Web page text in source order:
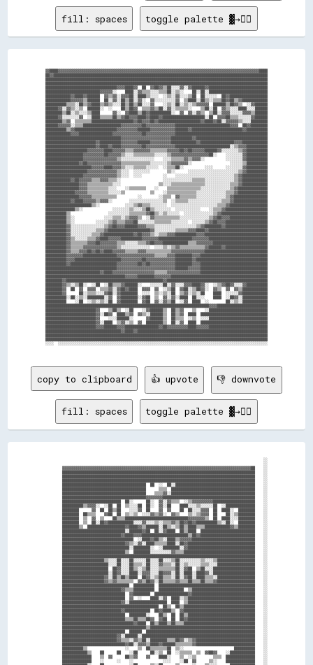
fill: spaces toggle palette ▓→✊🏽
    ▓▓████▓▓▓▓▓▓▓▓▓▓▓▓▓▓▓▓▓▓▓▓▓▓▓▓▓▓▓▓▓▓▓▓▓▓▓▓▓▓▓▓▓▓▓▓▓▓▓▓▓▓▓▓▓▓▓▓▓▓▓▓▓▓▓▓▓▓▓▓▓▓▓▓▓▓▓▓▓▓▓▓▓▓▓▓▓▓▓▓▓▓▓▓▓▓▓▓████
    ██▓▓██████████████████████████████████████████████████████████████████████████████████████████████████████
    ██████████████████████████████████▓▓▓▓████▓▓  ██  ▓▓██▓▓▒▒██░░░░▓▓░░▓▓██████▓▓████████████████████████████
    ██████████████████████████▓▓▓▓▓▓░░    ████░░▓▓▒▒▒▒░░░░▒▒▒▒██░░▒▒░░    ██░░██░░████████████████████████████
    ████████████▓▓████▓▓██████  ▓▓▒▒▓▓░░▓▓▓▓██░░████▒▒░░░░  ░░▒▒░░▓▓░░░░▒▒██  ██░░░░░░  ██▓▓██████████████████
    ████████████▓▓▓▓▓▓▒▒██████  ██░░▓▓░░██▒▒██░░▓▓░░  ▓▓░░░░░░░░░░▓▓  ▒▒████░░██▒▒░░▒▒▒▒██▓▓██▒▒▓▓████████████
    ██████████▒▒▒▒░░██▒▒▓▓████▒▒▓▓▒▒░░░░██▒▒██▒▒██░░░░▓▓    ░░▒▒░░██░░▒▒░░▒▒▓▓▓▓▓▓  ██████▒▒██▓▓▒▒  ░░▓▓██████
    ██████▓▓░░▓▓▒▒░░▒▒  ██████░░  ░░    ██▒▒██▓▓  ▒▒▒▒▓▓▒▒██░░▓▓░░▒▒▒▒▒▒░░    ▒▒██░░██  ▓▓▒▒░░░░████░░░░██████
    ████████▒▒██░░▒▒░░░░▒▒████      ▓▓░░  ▓▓████▒▒██▓▓██████████░░  ▓▓  ▓▓░░▓▓▒▒  ▒▒██░░▓▓▓▓░░░░░░▓▓▓▓▒▒██████
    ██████▓▓░░░░░░░░▓▓  ░░████▒▒▒▒▒▒██▒▒▓▓██▓▓▓▓████▓▓████▓▓████████████████████░░██  ▓▓▓▓██▒▒▒▒░░░░░░▓▓██████
    ████████▒▒▓▓  ▒▒▒▒▒▒▒▒████████████████████▓▓██▓▓▓▓██▓▓████████████████████▓▓████▓▓██░░▓▓▓▓▓▓▒▒░░░░████████
    ██████▓▓▓▓▓▓░░▒▒▒▒██████████████████▓▓▓▓▓▓▓▓▓▓██▓▓▓▓▓▓▓▓▓▓▓▓▓▓██████████████████████████▓▓▓▓  ██▓▓████████
    ██████████▒▒▓▓████████████████████▓▓▓▓▓▓▓▓▓▓██████▓▓▓▓▓▓▓▓▓▓▓▓██████▓▓████████████████████████▓▓██████████
    ████████████▓▓▓▓████████████████▓▓▓▓▓▓▓▓▓▓▓▓▓▓██▓▓▓▓▓▓▓▓▓▓▓▓▓▓████████████████████████████████████████████
    ████████████████████████████████████▓▓▓▓▓▓▓▓▓▓▓▓▓▓▓▓▓▓▓▓▓▓▓▓██████████▓▓██████████████████████████████████
    ████████████████████████▓▓██████████▓▓▓▓▓▓▓▓██████▓▓▓▓▓▓▓▓▓▓████████████▓▓████████████████▓▓▓▓████████████
    ████████████████████████▓▓████▓▓████▓▓▓▓▓▓▓▓▓▓██▓▓▓▓▓▓▓▓▓▓▓▓▓▓██████████████████████████░░▒▒▓▓▓▓██████████
    ████████████████████▓▓▓▓▓▓▓▓████▓▓▓▓▓▓▒▒▒▒▓▓▓▓▓▓▓▓▒▒▒▒▒▒▒▒▓▓▓▓▓▓██▓▓██▓▓▓▓▓▓██████▓▓░░░░░░░░▒▒▓▓██████████
    ██████████████████▓▓▓▓▓▓▓▓▓▓██▓▓▓▓▓▓▒▒░░░░▒▒▒▒▒▒▒▒▒▒░░░░░░▒▒▓▓▓▓▓▓▓▓▓▓▓▓▓▓▓▓▓▓██░░    ░░░░░░░░▓▓██████████
    ██████████████████▓▓▓▓▓▓▓▓▓▓▓▓▓▓▓▓▒▒░░░░░░░░░░░░░░░░    ░░░░▒▒▒▒▒▒▓▓▒▒▓▓▓▓░░          ░░░░░░░░▓▓██████████
    ████████████████▓▓██▓▓▓▓▓▓▓▓▓▓▓▓▓▓▓▓▒▒▒▒▒▒▒▒▒▒▒▒▒▒░░░░░░░░▒▒▓▓▓▓▓▓▓▓░░                  ░░░░░░▒▒██████████
    ██████████████████████▓▓▓▓▓▓████▓▓▓▓▒▒░░░░▒▒▒▒▒▒░░░░░░  ░░▒▒▒▒██░░          ░░░░      ░░░░░░░░▓▓██████████
    ████████████████████▓▓▓▓▓▓▓▓▓▓▓▓▓▓▒▒░░░░  ░░░░░░░░        ▒▒░░      ░░░░░░░░░░░░░░░░░░░░░░░░▒▒▓▓██████████
    ██████████████████▓▓▓▓▓▓▓▓▓▓▓▓▓▓▓▓▒▒░░░░  ░░░░          ░░    ░░░░░░░░░░░░░░░░░░░░░░░░░░░░▒▒▓▓████████████
    ████████████▓▓██▓▓▓▓▓▓▒▒▒▒▓▓▓▓▒▒▒▒░░                    ░░░░░░░░░░░░░░▒▒▒▒▒▒░░░░░░░░░░░░░░▒▒▓▓████████████
    ████████████████▓▓▓▓▒▒▒▒▒▒▒▒▒▒▒▒░░░░                  ▒▒░░░░▒▒▒▒▒▒▒▒▒▒▒▒▒▒▒▒░░░░░░░░░░░░▒▒▒▒▓▓████████████
    ████████████████▓▓▓▓▒▒▒▒▒▒▒▒▒▒░░░░    ░░▒▒▒▒▒▒▒▒    ░░    ▒▒▒▒▒▒▒▒▒▒▒▒▒▒▒▒░░░░░░░░░░░░░░▒▒▓▓██████████████
    ██████████████▓▓▓▓▓▓▒▒▒▒▒▒▒▒▒▒░░░░░░▒▒            ▒▒    ░░▒▒▒▒▒▒▒▒▒▒▒▒▒▒░░░░░░░░░░░░░░▒▒▒▒▓▓██████████████
    ████████████████▓▓▓▓▓▓▒▒▒▒▒▒▒▒▒▒▒▒          ░░        ░░▒▒▒▒  ▓▓▒▒▒▒▒▒▒▒░░░░░░░░░░░░░░▒▒▓▓████████████████
    ████████████▓▓████▓▓▓▓▓▓▒▒▓▓▓▓░░        ░░░░░░░░░░░░░░░░▒▒  ░░▒▒▒▒▒▒░░░░░░░░░░░░░░░░▒▒▒▒▓▓████████████████
    ██████████████████████▒▒░░            ░░░░▒▒▓▓▒▒▒▒░░░░░░░░  ░░░░░░░░░░░░░░░░░░░░░░▒▒▒▒▓▓██████████████████
    ██████████████▒▒░░              ░░░░░░░░▒▒░░░░▒▒██▒▒░░░░░░░░  ░░░░░░░░░░░░    ░░▒▒▒▒▓▓████████████████████
    ██████████▒▒                  ░░░░░░░░░░▒▒▒▒▒▒▒▒▓▓██▒▒░░▒▒░░░░░░  ░░░░░░░░░░░░░░▒▒▓▓██████████████████████
    ██████████▒▒░░              ░░░░▒▒▒▒░░▒▒▓▓▓▓▒▒  ░░▓▓▒▒▒▒▒▒▒▒▒▒▒▒░░░░░░░░░░░░░░▒▒▓▓██▓▓▓▓██████████████████
    ██████████▒▒░░          ░░░░░░▒▒▓▓▒▒▒▒▓▓▓▓██░░░░░░░░▒▒▒▒▒▒▒▒░░░░░░░░  ░░░░░░▒▒▓▓██▓▓▓▓████████████████████
    ██████████▓▓░░░░░░░░░░░░░░░░▒▒▓▓██▓▓▓▓██████▓▓▓▓▒▒▒▒░░░░░░░░░░░░░░░░░░░░▒▒▓▓████████▓▓████████████████████
    ██████████▓▓░░░░░░░░░░░░▒▒▒▒▓▓████████████████████▓▓░░░░░░░░░░▒▒▒▒▒▒▓▓▓▓████▓▓████████████████████████████
    ██████████▓▓░░░░░░░░░░▒▒▒▒▓▓██████████████▓▓██▓▓▓▓▒▒░░▒▒▒▒▓▓▓▓██████████▓▓▓▓██████████████████████████████
    ██████████▓▓▒▒░░░░░░▒▒▒▒▓▓████▓▓▓▓▓▓██████████▓▓▓▓▓▓▓▓████████████████▓▓▓▓▓▓▓▓████████████████████████████
    ██████████▓▓▒▒▒▒▒▒▒▒▓▓▓▓██▓▓▓▓▓▓▓▓▒▒▒▒░░░░░░▒▒▒▒▓▓██▓▓▓▓████████████▒▒▒▒▓▓▓▓▓▓▓▓██████████████████████████
    ██████████▓▓▒▒▒▒▒▒▓▓▓▓▓▓▓▓▓▓▓▓▓▓▓▓▒▒░░░░░░░░░░░░░░  ░░░░▒▒░░▒▒▓▓▒▒▒▒▒▒▒▒▒▒▒▒▓▓██████▓▓████████████████████
    ██████████▓▓▒▒▒▒▓▓▓▓██▓▓██▓▓████▓▓▓▓▓▓▒▒▒▒▒▒▓▓▓▓▒▒▒▒▒▒▒▒▒▒▒▒▓▓▓▓▓▓▓▓▓▓▓▓▓▓▓▓██████████████████████████████
    ██████████▓▓▓▓▓▓▓▓████████████████▓▓▓▓▓▓▓▓▓▓▓▓▓▓▓▓▓▓▒▒▒▒▒▒▓▓▓▓████████▓▓▓▓████████████████████████████████
    ██████████▓▓▓▓██████████████████████▓▓▓▓▓▓▓▓▓▓██▓▓▓▓▓▓▓▓▓▓▓▓▓▓████████▓▓██████████████████████████████████
    ██████████▓▓██████████████████████▓▓▓▓▓▓▓▓▓▓██▓▓██▓▓▓▓▓▓▓▓▓▓▓▓████████▓▓▓▓████████████████████████████████
    ██████████████████████████████████▓▓▓▓▓▓▓▓▓▓▓▓▓▓▓▓▓▓▓▓▓▓▓▓▓▓▓▓██████▓▓▓▓▓▓████████████████████████████████
    ██████████████████████████▓▓████▓▓▓▓▓▓▓▓▓▓▓▓▓▓▓▓▓▓▓▓▒▒▒▒▒▒▓▓▓▓▓▓▓▓▓▓▓▓▓▓▓▓████████████████████████████████
    ██████████████████████████████████████▓▓▓▓▓▓████████▓▓▓▓▓▓▓▓██████████████████████████████████████████████
    ████████▓▓██████████████████████████████████████████████▓▓████████████████████████████████████████████████
    ████████▓▓▒▒░░▒▒██░░  ░░██  ░░██▒▒▒▒▓▓██████░░    ░░░░░░██░░▓▓░░░░▓▓▓▓████▓▓░░  ░░▒▒▓▓██▓▓░░░░▓▓██████████
    ████████▓▓  ██  ▓▓  ▓▓▓▓  ▒▒▒▒▓▓░░▓▓██▓▓████  ▓▓▓▓  ▓▓  ░░▒▒██  ▓▓██░░▒▒██▓▓░░  ▓▓▒▒  ▓▓  ▓▓▒▒████████████
    ████████▓▓      ██░░▒▒▒▒░░░░▓▓██░░▓▓████████  ░░░░  ▒▒░░▒▒░░██  ▒▒▓▓░░▒▒░░██    ████  ░░░░░░▓▓████████████
    ██████████░░██░░▒▒░░████████░░▓▓  ▓▓████████░░▓▓██  ▒▒  ▓▓░░▓▓░░████  ██░░░░    ████  ░░██▓▓░░████████████
    ██████████    ░░██  ░░▒▒░░▒▒░░██  ▓▓████████  ▓▓██  ▓▓░░▓▓▒▒██  ░░▓▓  ████  ░░        ██░░▒▒░░████████████
    ██████████████████████████████████████████████████████████████████████████████▓▓▓▓████████████████████████
    ████████████████████████▓▓    ▒▒██▒▒  ░░██    ░░▓▓██████▒▒  ██▒▒▓▓    ▒▒    ░░████████████████████████████
    ████████████████████████▓▓░░██▓▓  ████▒▒▓▓  ▓▓▒▒░░██████▒▒  ██▒▒▓▓  ████  ████████████████████████████████
    ████████████████████████▓▓    ░░░░██████░░      ▓▓██████▒▒  ██▒▒▒▒  ░░▒▒  ░░░░████████████████████████████
    ████████████████████████▓▓░░████  ▒▒▓▓░░▒▒  ▓▓  ████████▒▒  ██░░▓▓  ████  ████████████████████████████████
    ████████████████████████▓▓▓▓██████▓▓▓▓████████████████▓▓██▓▓▓▓▓▓▓▓▓▓████▓▓▓▓▓▓████████████████████████████
    ████████████████████████████████████▓▓████▓▓██████████████████████████████████████████████████████████████
    ░░░░  ░░░░░░░░░░░░░░░░░░░░░░░░░░░░░░░░░░░░░░░░░░░░░░░░░░░░░░░░░░░░░░░░░░░░░░░░░░░░░░░░░░░░░░░░░░░░░░░░░░░░
copy to clipboard 👍 upvote 👎 downvote
fill: spaces toggle palette ▓→✊🏽
                                                                                                        ░░
                                                                                                        ░░
        ▓▓▓▓▓▓▓▓▓▓▓▓▓▓▓▓▓▓▓▓▓▓▓▓▓▓▓▓▓▓▓▓▓▓▓▓▓▓▓▓▓▓▓▓▓▓▓▓▓▓▓▓▓▓▓▓▓▓▓▓▓▓▓▓▓▓▓▓▓▓▓▓▓▓▓▓▓▓▓▓▓▓▓▓▓▓▓▓▓▓██    ░░
        ████████████████████████████████████████████████████████████████████████████████████████████    ░░
        ████████████████████████████████████████████████████████████████████████████████████████████    ░░
        ████████████████████████████████████████████████████████████████████████████████████████████    ░░
        ████████████████████████████████████████  ██  ░░  ██░░██████████████████████████████████████    ░░
        ████████████████████████████████████████      ▒▒▒▒  ████████████████████████████████████████    ░░
        ████████████████████████████████████████    ▒▒▒▒▓▓░░████████████████████████████████████████    ░░
        ████████████████████████████████████████▓▓▓▓▓▓▓▓████████████████████████████████████████████    ░░
        ████████████████████████████  ██░░      ██░░  ▓▓░░▓▓▒▒▒▒  ░░▒▒▓▓▓▓▓▓▓▓▓▓████████████████████    ░░
        ██████████▒▒▓▓▓▓░░  ░░██  ██  ▒▒░░░░██  ██░░  ▓▓░░██    ████░░░░▒▒░░░░░░██  ░░██████████████    ░░
        ████████      ▓▓  ██  ██▒▒██    ░░░░▓▓  ██    ▓▓  ▓▓    ██  ██░░░░▓▓▓▓  ██  ████░░  ████████    ░░
        ████████  ██▒▒▒▒    ▓▓██  ██  ▒▒░░▒▒  ░░░░▓▓▒▒▓▓░░  ▓▓▒▒    ▒▒░░▒▒▓▓▓▓  ██    ██░░▒▒████████    ░░
        ████████  ▒▒  ▓▓  ▒▒    ██▒▒▒▒██████████████████████████████▓▓▓▓▓▓▓▓▒▒  ██  ████░░░░████████    ░░
        ████████  ▒▒  ██░░██▓▓████████████░░░░▓▓░░░░▒▒░░▒▒▒▒▓▓▒▒██▓▓██▓▓██████████▒▒░░██░░  ████████    ░░
        ████████▒▒  ██████████████████▓▓████▓▓▒▒██████░░██▒▒░░▒▒██▒▒████▒▒▒▒████████████▓▓▒▒████████    ░░
        ██████████████████████████████░░██████▓▓██  ██░░▓▓████  ██▒▒████  ██████████████████████████    ░░
        ████████████████████████████▓▓████▓▓▓▓██████████████████████▒▒██▓▓██████████████████████████    ░░
        ██████████████████████████████████  ░░████▓▓██▒▒░░████▒▒▓▓▓▓▓▓██████████████████████████████    ░░
        ██████████████████████████████▓▓▒▒░░▓▓░░████▒▒▒▒▒▒████░░██▓▓████████████████████████████████    ░░
        ████████████████████████████████░░████████░░  ░░████████░░▓▓████████████████████████████████    ░░
        ██████████████████████████████▒▒  ████████░░░░░░░░░░▓▓▒▒▒▒██████████████████████████████████    ░░
        ████████████████████████████████████████████████████████████████████████████████████████████    ░░
        ████████████████████▒▒░░░░██░░░░██░░░░░░██░░░░██░░░░▒▒██░░░░░░░░░░▒▒░░░░▒▒██████████████████    ░░
        ██████████████████████░░░░██░░░░██▒▒▒▒░░██░░░░▓▓▒▒▒▒░░██░░▒▒░░░░░░▒▒▒▒░░░░██████████████████    ░░
        ██████████████████████  ██▓▓░░░░██▒▒░░▒▒██░░░░▒▒▒▒▒▒▒▒██░░▓▓██  ▒▒██░░░░████████████████████    ░░
        ██████████████████████░░██▓▓░░░░████░░▓▓▓▓░░░░██▓▓▓▓░░██░░████░░████▓▓░░████████████████████    ░░
        ████████████████████▓▓░░██▒▒██▒▒████  ██▓▓░░▒▒██▒▒▒▒░░██░░▓▓██░░████▒▒▒▒░░██████████████████    ░░
        ████████████████████▓▓▒▒▓▓▒▒▒▒▒▒▒▒  ▓▓▒▒██▓▓░░██▒▒▒▒▒▒▓▓▒▒▒▒██▒▒▒▒██▒▒▒▒▓▓██████████████████    ░░
        ████████████████████████████████  ██████████  ██████████████████████████████████████████████    ░░
        ████████████████████████████▓▓▒▒▒▒██████████  ████████████  ▒▒██████████████████████████████    ░░
        ██████████████████████████████  ▓▓████████  ████████████████▓▓██████████████████████████████    ░░
        ██████████████████████████████  ▓▓  ░░    ████░░▓▓  ████░░▒▒████████████████████████████████    ░░
        ████████████████████████████▓▓░░██████████████████  ████  ▒▒████████████████████████████████    ░░
        ██████████████████████████████████████████████  ██▒▒  ██▒▒██████████████████████████████████    ░░
        ████████████████████████████▓▓████████████  ██▓▓████▒▒  ▓▓██████████████████████████████████    ░░
        ██████████████████████████████  ████████░░    ██▒▒  ██  ██▒▒████████████████████████████████    ░░
        ██████████████████████████████▒▒▒▒██▒▒▒▒██▓▓  ▓▓██  ██  ██▓▓████████████████████████████████    ░░
        ██████████████████████████████████▓▓████  ██▒▒████▒▒██▒▒▒▒██████████████████████████████████    ░░
        ████████████████████████████████████████▒▒██████████████████████████████████████████████████    ░░
        ██████████████████████████████  ██████  ████████████████████████████████████████████████████    ░░
        ██████████████████████████▓▓░░██████░░██████████████████████████████████████████████████████    ░░
        ██████████████████████████▓▓▒▒▒▒░░▓▓▒▒██░░████████▒▒▒▒██▓▓░░▒▒▓▓████████████████████████████    ░░
        ██████████████████████████████▓▓██░░▓▓▓▓▒▒████▓▓██████▒▒▒▒▒▒▒▒▓▓████████████████████████████    ░░
        ██████████▒▒                  ░░    ▒▒  ██▒▒▒▒▒▒▒▒██  ▒▒░░                        ██████████    ░░
        ████████████▒▒    ██      ██    ░░██      ██░░▒▒  ██  ░░▒▒▒▒▒▒  ▒▒  ▓▓██▓▓    ░░████████████    ░░
        ██████████████    ▒▒  ▓▓      ██▒▒▓▓    ▓▓    ████░░    ▒▒  ░░▒▒        ▒▒▒▒  ██████████████    ░░
        ██████████████    ░░      ░░    ░░              ░░░░    ░░██  ▓▓      ▒▒░░    ██████████████    ░░